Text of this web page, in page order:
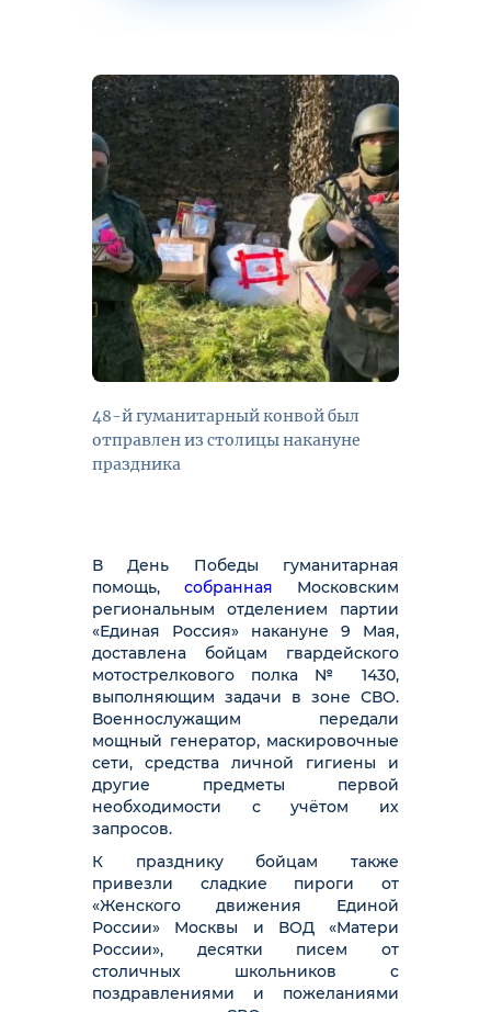
48-й гуманитарный конвой был
отправлен из столицы накануне
праздника
В День Победы гуманитарная
помощь, собранная Московским
региональным отделением партии
«Единая Россия» накануне 9 Мая,
доставлена бойцам гвардейского
мотострелкового полка № 1430,
выполняющим задачи в зоне СВО.
Военнослужащим передали
мощный генератор, маскировочные
сети, средства личной гигиены и
другие предметы первой
необходимости с учётом их
запросов.
К празднику бойцам также
привезли сладкие пироги от
«Женского движения Единой
России» Москвы и ВОД «Матери
России», десятки писем от
столичных школьников с
поздравлениями и пожеланиями